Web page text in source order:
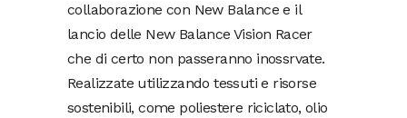
collaborazione con New Balance e il
lancio delle New Balance Vision Racer
che di certo non passeranno inossrvate.
Realizzate utilizzando tessuti e risorse
sostenibili, come poliestere riciclato, olio